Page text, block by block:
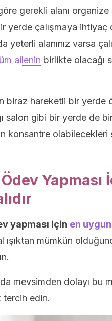
gerekli alanı
yerde çalışmaya ihtiyaç
yeterli alanınız varsa
ailenin birlikte olacağı
biraz hareketli bir yerde
salon gibi bir yerde de
konsantre
Yapması
yapması için en uygun
ışıktan mümkün
mevsimden dolayı bu
tercih edin.